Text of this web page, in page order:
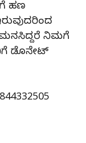
ಹಣ
ನಿಮಗೆ
ಡೊನೇಟ್‌